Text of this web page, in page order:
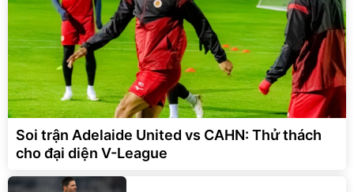
Soi trận Adelaide United vs CAHN: Thử thách
cho đại diện V-League